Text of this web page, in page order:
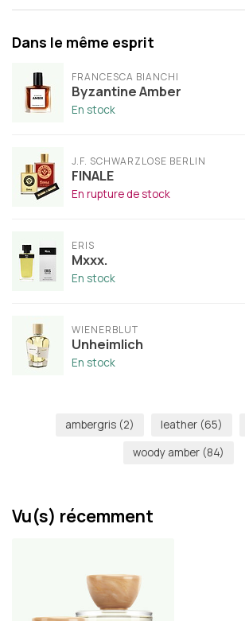
Dans le même esprit
FRANCESCA BIANCHI
Byzantine Amber
En stock
J.F. SCHWARZLOSE BERLIN
FINALE
En rupture de stock
ERIS
Mxxx.
En stock
WIENERBLUT
Unheimlich
En stock
ambergris (2) leather (65)
woody amber (84)
Vu(s) récemment